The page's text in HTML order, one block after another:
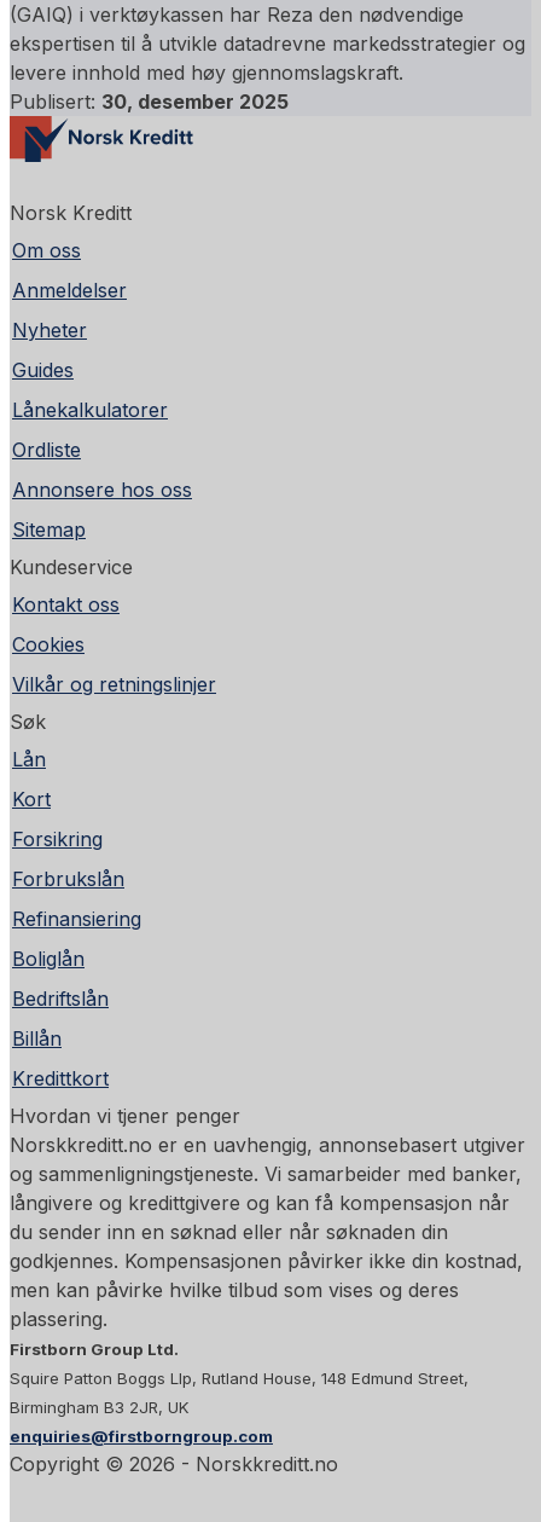
(GAIQ) i verktøykassen har Reza den nødvendige
ekspertisen til å utvikle datadrevne markedsstrategier og
levere innhold med høy gjennomslagskraft.
Publisert: 30, desember 2025
Norsk Kreditt
Om oss
Anmeldelser
Nyheter
Guides
Lånekalkulatorer
Ordliste
Annonsere hos oss
Sitemap
Kundeservice
Kontakt oss
Cookies
Vilkår og retningslinjer
Søk
Lån
Kort
Forsikring
Forbrukslån
Refinansiering
Boliglån
Bedriftslån
Billån
Kredittkort
Hvordan vi tjener penger
Norskkreditt.no er en uavhengig, annonsebasert utgiver
og sammenligningstjeneste. Vi samarbeider med banker,
långivere og kredittgivere og kan få kompensasjon når
du sender inn en søknad eller når søknaden din
godkjennes. Kompensasjonen påvirker ikke din kostnad,
men kan påvirke hvilke tilbud som vises og deres
plassering.
Firstborn Group Ltd.
Squire Patton Boggs Llp, Rutland House, 148 Edmund Street,
Birmingham B3 2JR, UK
enquiries@firstborngroup.com
Copyright © 2026 - Norskkreditt.no